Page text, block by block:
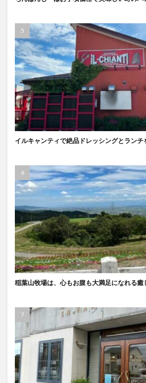
イルキャンティで絶品ドレッシングとランチ
稲葉山牧場は、心もお腹も大満足になれる癒